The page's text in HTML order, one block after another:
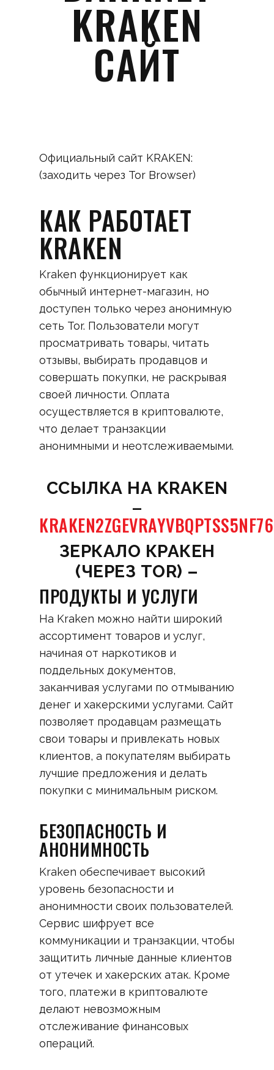
KRAKEN
САЙТ
Официальный сайт KRAKEN:
(заходить через Tor Browser)
КАК РАБОТАЕТ
KRAKEN
Kraken функционирует как
обычный интернет-магазин, но
доступен только через анонимную
сеть Tor. Пользователи могут
просматривать товары, читать
отзывы, выбирать продавцов и
совершать покупки, не раскрывая
своей личности. Оплата
осуществляется в криптовалюте,
что делает транзакции
анонимными и неотслеживаемыми.
CСЫЛКА НА KRAKEN
–
ЗЕРКАЛО КРАКЕН
(ЧЕРЕЗ TOR) –
ПРОДУКТЫ И УСЛУГИ
На Kraken можно найти широкий
ассортимент товаров и услуг,
начиная от наркотиков и
поддельных документов,
заканчивая услугами по отмыванию
денег и хакерскими услугами. Сайт
позволяет продавцам размещать
свои товары и привлекать новых
клиентов, а покупателям выбирать
лучшие предложения и делать
покупки с минимальным риском.
БЕЗОПАСНОСТЬ И
АНОНИМНОСТЬ
Kraken обеспечивает высокий
уровень безопасности и
анонимности своих пользователей.
Сервис шифрует все
коммуникации и транзакции, чтобы
защитить личные данные клиентов
от утечек и хакерских атак. Кроме
того, платежи в криптовалюте
делают невозможным
отслеживание финансовых
операций.